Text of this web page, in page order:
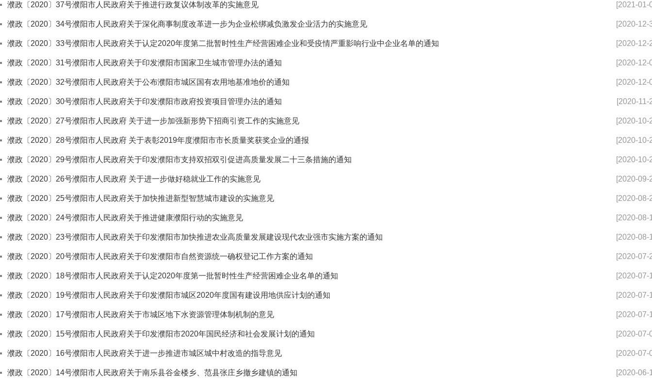
[2021-01-
濮政〔2020〕37号濮阳市人民政府关于推进行政复议体制改革的实施意见
[2020-12-
濮政〔2020〕34号濮阳市人民政府关于深化商事制度改革进一步为企业松绑减负激发企业活力的实施意见
[2020-12-
濮政〔2020〕33号濮阳市人民政府关于认定2020年度第二批暂时性生产经营困难企业和受疫情严重影响行业中企业名单的通知
[2020-12-
濮政〔2020〕31号濮阳市人民政府关于印发濮阳市国家卫生城市管理办法的通知
[2020-12-
濮政〔2020〕32号濮阳市人民政府关于公布濮阳市城区国有农用地基准地价的通知
[2020-11-
濮政〔2020〕30号濮阳市人民政府关于印发濮阳市政府投资项目管理办法的通知
[2020-10-
濮政〔2020〕27号濮阳市人民政府 关于进一步加强新形势下招商引资工作的实施意见
[2020-10-
濮政〔2020〕28号濮阳市人民政府 关于表彰2019年度濮阳市市长质量奖获奖企业的通报
[2020-10-
濮政〔2020〕29号濮阳市人民政府关于印发濮阳市支持双招双引促进高质量发展二十三条措施的通知
[2020-09-
濮政〔2020〕26号濮阳市人民政府 关于进一步做好稳就业工作的实施意见
[2020-08-
濮政〔2020〕25号濮阳市人民政府关于加快推进新型智慧城市建设的实施意见
[2020-08-
濮政〔2020〕24号濮阳市人民政府关于推进健康濮阳行动的实施意见
[2020-08-
濮政〔2020〕23号濮阳市人民政府关于印发濮阳市加快推进农业高质量发展建设现代农业强市实施方案的通知
[2020-07-
濮政〔2020〕20号濮阳市人民政府关于印发濮阳市自然资源统一确权登记工作方案的通知
[2020-07-
濮政〔2020〕18号濮阳市人民政府关于认定2020年度第一批暂时性生产经营困难企业名单的通知
[2020-07-
濮政〔2020〕19号濮阳市人民政府关于印发濮阳市城区2020年度国有建设用地供应计划的通知
[2020-07-
濮政〔2020〕17号濮阳市人民政府关于市城区地下水资源管理体制机制的意见
[2020-07-
濮政〔2020〕15号濮阳市人民政府关于印发濮阳市2020年国民经济和社会发展计划的通知
[2020-07-
濮政〔2020〕16号濮阳市人民政府关于进一步推进市城区城中村改造的指导意见
[2020-06-
濮政〔2020〕14号濮阳市人民政府关于南乐县谷金楼乡、范县张庄乡撤乡建镇的通知